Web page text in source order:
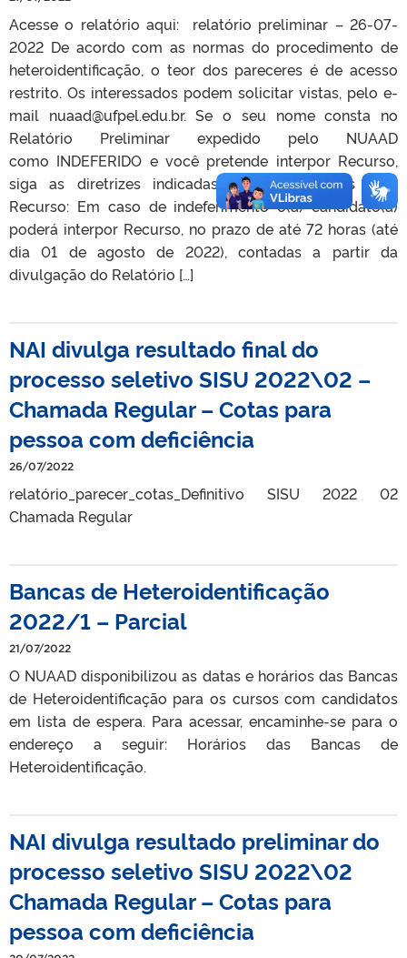
Acesse o relatório aqui: relatório preliminar – 26-07-
2022 De acordo com as normas do procedimento de
heteroidentificação, o teor dos pareceres é de acesso
restrito. Os interessados podem solicitar vistas, pelo e-
mail nuaad@ufpel.edu.br. Se o seu nome consta no
Relatório Preliminar expedido pelo NUAAD
como INDEFERIDO e você pretende interpor Recurso,
siga as diretrizes indicadas abaixo: Diretrizes para
Recurso: Em caso de indeferimento o(a) candidato(a)
poderá interpor Recurso, no prazo de até 72 horas (até
dia 01 de agosto de 2022), contadas a partir da
divulgação do Relatório […]
NAI divulga resultado final do
processo seletivo SISU 2022\02 –
Chamada Regular – Cotas para
pessoa com deficiência
26/07/2022
relatório_parecer_cotas_Definitivo SISU 2022 02
Chamada Regular
Bancas de Heteroidentificação
2022/1 – Parcial
21/07/2022
O NUAAD disponibilizou as datas e horários das Bancas
de Heteroidentificação para os cursos com candidatos
em lista de espera. Para acessar, encaminhe-se para o
endereço a seguir: Horários das Bancas de
Heteroidentificação.
NAI divulga resultado preliminar do
processo seletivo SISU 2022\02
Chamada Regular – Cotas para
pessoa com deficiência